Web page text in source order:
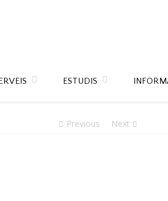
ESTUDIS
Previous Next